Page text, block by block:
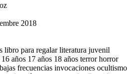
2018
libro para regalarliteratura juvenil
16 años 17 años 18 años terrorhorror
frecuencias invocaciones ocultismo